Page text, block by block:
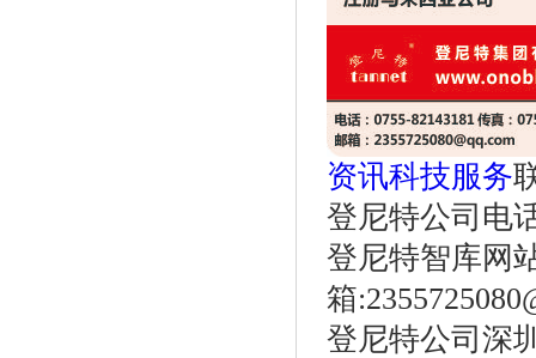
资讯科技服务
登尼特公司电
登尼特智库网
箱
登尼特公司深